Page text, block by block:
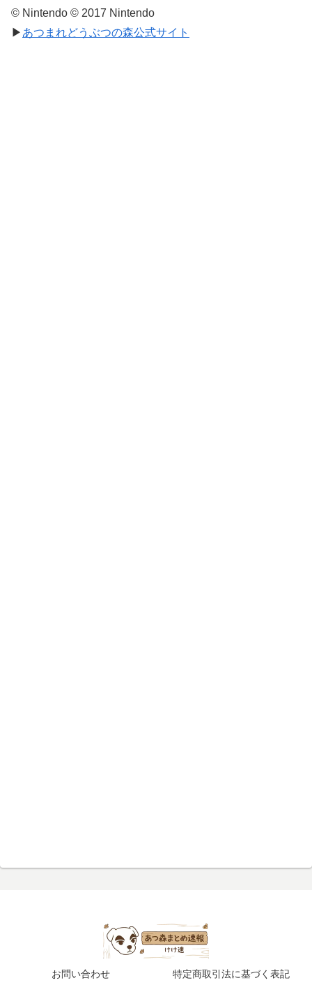
© Nintendo © 2017 Nintendo
▶ あつまれどうぶつの森公式サイト
お問い合わせ 特定商取引法に基づく表記